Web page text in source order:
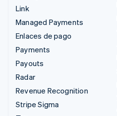
Link
Managed Payments
Enlaces de pago
Payments
Payouts
Radar
Revenue Recognition
Stripe Sigma